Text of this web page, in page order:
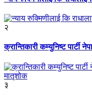
२
क्रान्तिकारी कम्युनिष्ट पार्टी
३